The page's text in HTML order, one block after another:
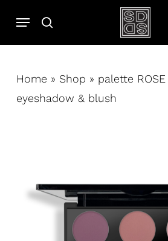
contenuto
cerca
Menu
Home » Shop » palette ROSE
eyeshadow & blush